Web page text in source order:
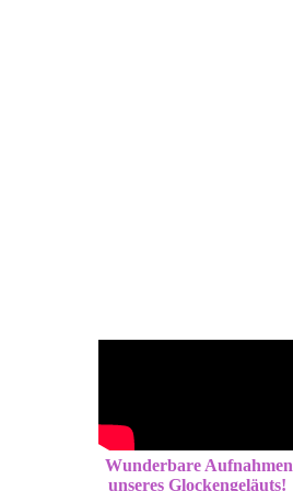
Wunderbare Aufnahmen
unseres Glockengeläuts!